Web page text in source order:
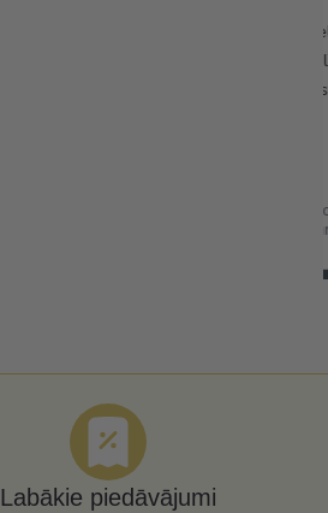
Vienas no garšīgākajām
popkorna graudiņus,
popkornam kinoteātrī.
True Dates Caramel
karameļu popkorna
Labākie piedāvājumi